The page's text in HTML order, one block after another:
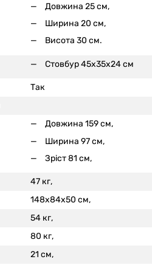
Довжина 25 см,
Ширина 20 см,
Висота 30 см.
Стовбур 45x35x24 см
Так
Довжина 159 см,
Ширина 97 см,
Зріст 81 см,
47 кг,
148x84x50 см,
54 кг,
80 кг,
21 см,